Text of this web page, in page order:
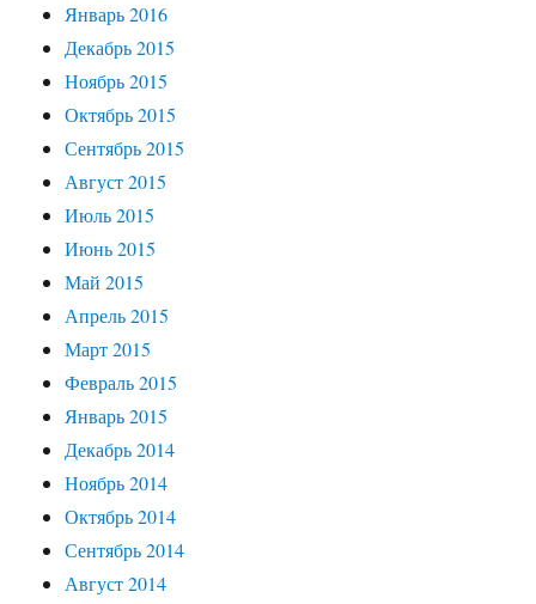
Январь 2016
Декабрь 2015
Ноябрь 2015
Октябрь 2015
Сентябрь 2015
Август 2015
Июль 2015
Июнь 2015
Май 2015
Апрель 2015
Март 2015
Февраль 2015
Январь 2015
Декабрь 2014
Ноябрь 2014
Октябрь 2014
Сентябрь 2014
Август 2014